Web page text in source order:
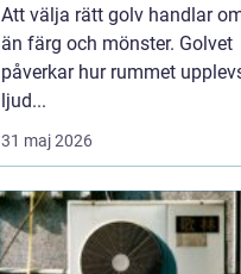
Att välja rätt golv handlar
än färg och mönster. Golvet
påverkar hur rummet
ljud...
31 maj 2026